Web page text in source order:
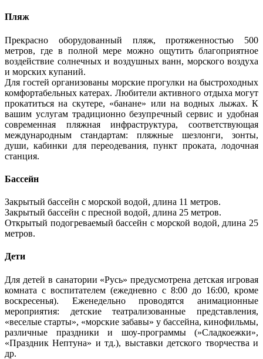
Пляж
Прекрасно оборудованный пляж, протяженностью 500
метров, где в полной мере можно ощутить благоприятное
воздействие солнечных и воздушных ванн, морского воздуха
и морских купаний.
Для гостей организованы морские прогулки на быстроходных
комфортабельных катерах. Любители активного отдыха могут
прокатиться на скутере, «банане» или на водных лыжах. К
вашим услугам традиционно безупречный сервис и удобная
современная пляжная инфраструктура, соответствующая
международным стандартам: пляжные шезлонги, зонты,
души, кабинки для переодевания, пункт проката, лодочная
станция.
Бассейн
Закрытый бассейн с морской водой, длина 11 метров.
Закрытый бассейн с пресной водой, длина 25 метров.
Открытый подогреваемый бассейн с морской водой, длина 25
метров.
Дети
Для детей в санатории «Русь» предусмотрена детская игровая
комната с воспитателем (ежедневно с 8:00 до 16:00, кроме
воскресенья). Еженедельно проводятся анимационные
мероприятия: детские театрализованные представления,
«веселые старты», «морские забавы» у бассейна, кинофильмы,
различные праздники и шоу-программы (»Сладкоежки»,
«Праздник Нептуна» и тд.), выставки детского творчества и
др.